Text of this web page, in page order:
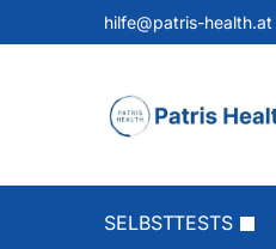
hilfe@patris-health.at
SELBSTTESTS